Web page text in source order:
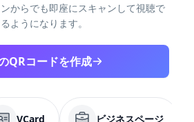
からでも即座にスキャンして視聴で
ようになります。
QRコードを作成
VCard ビジネスページ